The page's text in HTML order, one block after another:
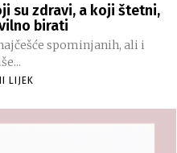
su zdravi, a koji štetni,
birati
spominjanih, ali i
LIJEK